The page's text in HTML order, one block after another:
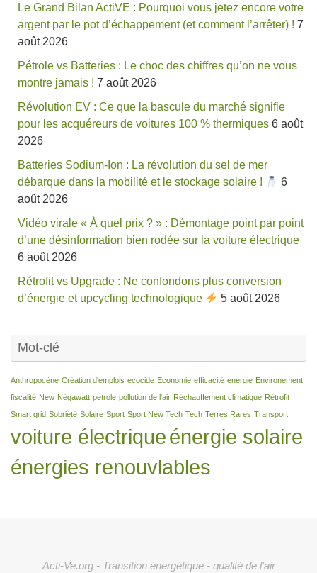
Le Grand Bilan ActiVE : Pourquoi vous jetez encore votre
argent par le pot d’échappement (et comment l’arrêter) ! 7
août 2026
Pétrole vs Batteries : Le choc des chiffres qu’on ne vous
montre jamais ! 7 août 2026
Révolution EV : Ce que la bascule du marché signifie
pour les acquéreurs de voitures 100 % thermiques 6 août
2026
Batteries Sodium-Ion : La révolution du sel de mer
débarque dans la mobilité et le stockage solaire !
6
août 2026
Vidéo virale « À quel prix ? » : Démontage point par point
d’une désinformation bien rodée sur la voiture électrique
6 août 2026
Rétrofit vs Upgrade : Ne confondons plus conversion
d’énergie et upcycling technologique
5 août 2026
Mot-clé
Anthropocène Création d'emplois ecocide Economie efficacité energie Environement
fiscalité New Négawatt petrole pollution de l'air Réchauffement climatique Rétrofit
Smart grid Sobriété Solaire Sport Sport New Tech Tech Terres Rares Transport
voiture électriqueénergie solaire
énergies renouvlables
Acti-Ve.org - Transition énergétique - qualité de l'air